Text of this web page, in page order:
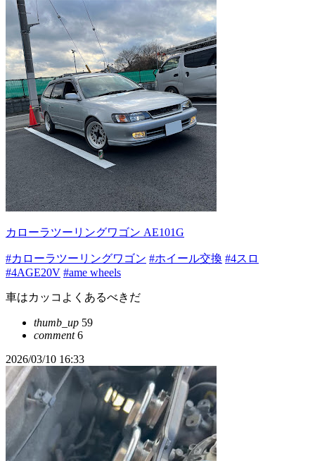
カローラツーリングワゴン AE101G
#カローラツーリングワゴン #ホイール交換 #4スロ
#4AGE20V #ame wheels
車はカッコよくあるべきだ
thumb_up 59
comment6
2026/03/10 16:33